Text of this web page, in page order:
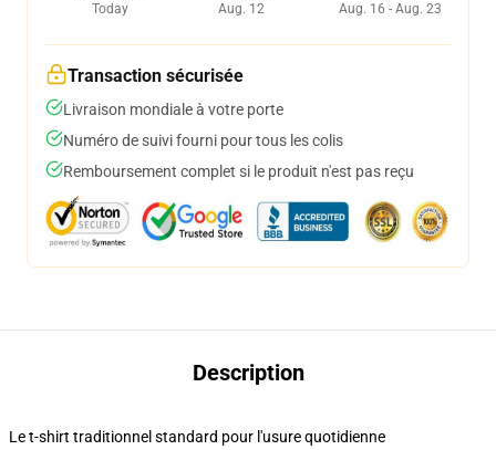
Today
Aug. 12
Aug. 16 - Aug. 23
Transaction sécurisée
Livraison mondiale à votre porte
Numéro de suivi fourni pour tous les colis
Remboursement complet si le produit n'est pas reçu
Description
Le t-shirt traditionnel standard pour l'usure quotidienne